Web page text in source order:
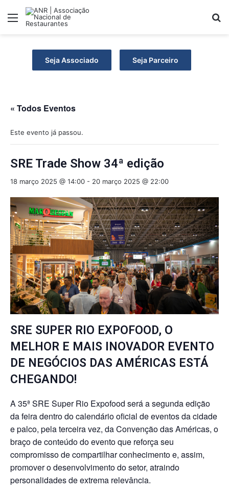
Menu
Seja Associado Seja Parceiro
« Todos Eventos
Este evento já passou.
SRE Trade Show 34ª edição
18 março 2025 @ 14:00 - 20 março 2025 @ 22:00
SRE SUPER RIO EXPOFOOD, O
MELHOR E MAIS INOVADOR EVENTO
DE NEGÓCIOS DAS AMÉRICAS ESTÁ
CHEGANDO!
A 35ª SRE Super Rio Expofood será a segunda edição
da feira dentro do calendário oficial de eventos da cidade
e palco, pela terceira vez, da Convenção das Américas, o
braço de conteúdo do evento que reforça seu
compromisso de compartilhar conhecimento e, assim,
promover o desenvolvimento do setor, atraindo
personalidades de extrema relevância.